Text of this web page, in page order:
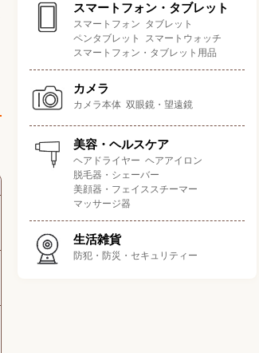
ポイント 容量
231L 右開き
スマートフォン・タブレット
スマートフォン タブレット
ペンタブレット
スマートウォッチ
スマートフォン・タブレット用品
カメラ
カメラ本体 双眼鏡・望遠鏡
美容・ヘルスケア
ヘアドライヤー ヘアアイロン
脱毛器・シェーバー
美顔器・フェイススチーマー
マッサージ器
生活雑貨
防犯・防災・セキュリティー